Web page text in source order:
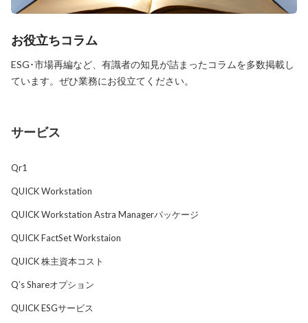
お役立ちコラム
ESG･市場再編など、有識者の知見が詰まったコラムを多数掲載し
ています。ぜひ業務にお役立てください。
サービス
Qr1
QUICK Workstation
QUICK Workstation Astra Managerパッケージ
QUICK FactSet Workstaion
QUICK 株主資本コスト
Q’s Shareオプション
QUICK ESGサービス